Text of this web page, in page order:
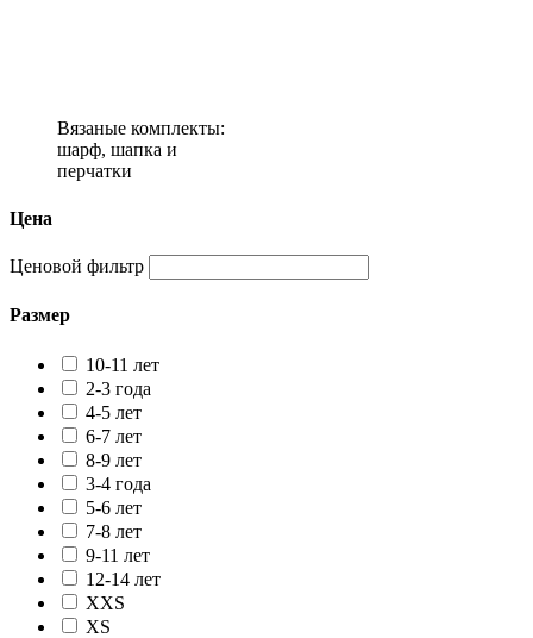
Вязаные комплекты:
шарф, шапка и
перчатки
Цена
Ценовой фильтр
Размер
10-11 лет
2-3 года
4-5 лет
6-7 лет
8-9 лет
3-4 года
5-6 лет
7-8 лет
9-11 лет
12-14 лет
XXS
XS